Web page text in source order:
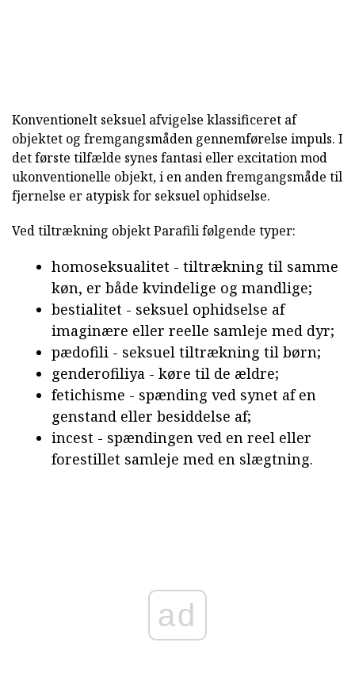
Konventionelt seksuel afvigelse klassificeret af
objektet og fremgangsmåden gennemførelse impuls. I
det første tilfælde synes fantasi eller excitation mod
ukonventionelle objekt, i en anden fremgangsmåde til
fjernelse er atypisk for seksuel ophidselse.
Ved tiltrækning objekt Parafili følgende typer:
homoseksualitet - tiltrækning til samme
køn, er både kvindelige og mandlige;
bestialitet - seksuel ophidselse af
imaginære eller reelle samleje med dyr;
pædofili - seksuel tiltrækning til børn;
genderofiliya - køre til de ældre;
fetichisme - spænding ved synet af en
genstand eller besiddelse af;
incest - spændingen ved en reel eller
forestillet samleje med en slægtning.
ad